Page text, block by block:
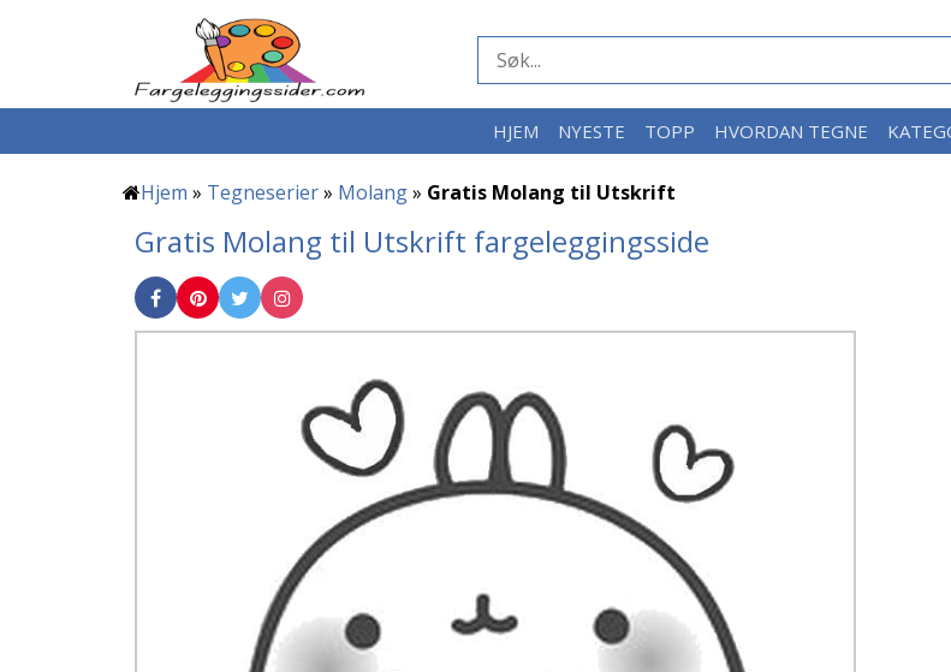
HJEM NYESTE TOPP HVORDAN TEGNE
Hjem » Tegneserier» Molang» Gratis Molang til Utskrift
Gratis Molang til Utskrift fargeleggingsside